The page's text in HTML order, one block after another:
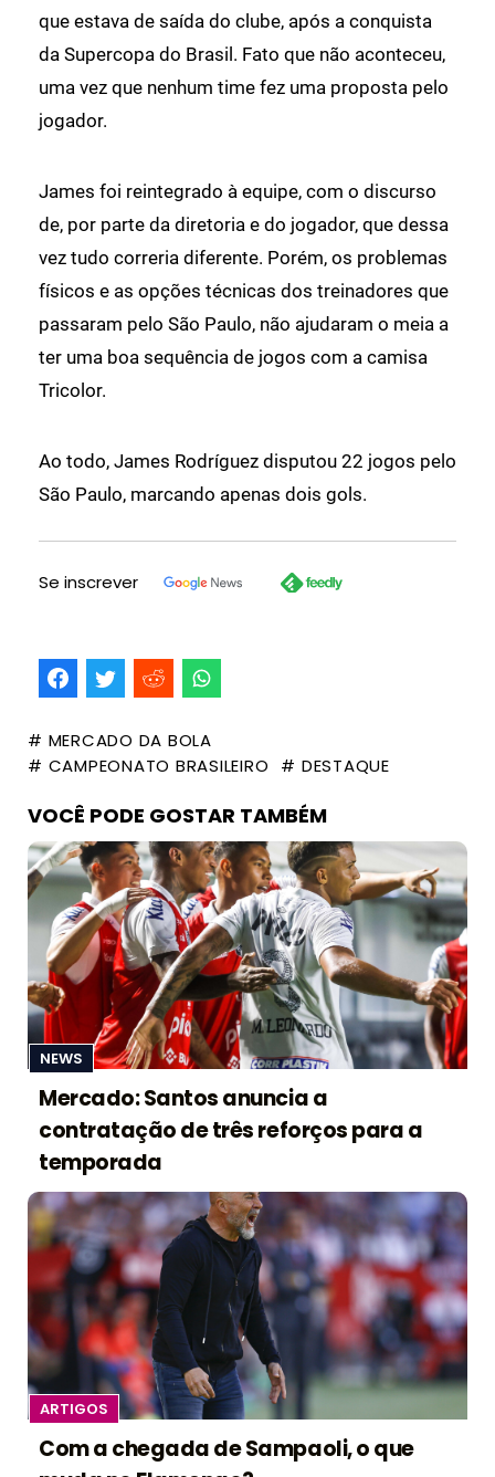
que estava de saída do clube, após a conquista
da Supercopa do Brasil. Fato que não aconteceu,
uma vez que nenhum time fez uma proposta pelo
jogador.
James foi reintegrado à equipe, com o discurso
de, por parte da diretoria e do jogador, que dessa
vez tudo correria diferente. Porém, os problemas
físicos e as opções técnicas dos treinadores que
passaram pelo São Paulo, não ajudaram o meia a
ter uma boa sequência de jogos com a camisa
Tricolor.
Ao todo, James Rodríguez disputou 22 jogos pelo
São Paulo, marcando apenas dois gols.
Se inscrever
# MERCADO DA BOLA
# CAMPEONATO BRASILEIRO
# DESTAQUE
VOCÊ PODE GOSTAR TAMBÉM
NEWS
Mercado: Santos anuncia a
contratação de três reforços para a
temporada
ARTIGOS
Com a chegada de Sampaoli, o que